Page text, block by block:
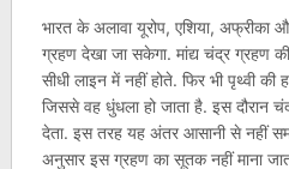
भारत के अलावा यूरोप, एशिया, अफ्रीका
ग्रहण देखा जा सकेगा. मांद्य चंद्र ग्रहण
सीधी लाइन में नहीं होते. फिर भी पृथ्वी की
जिससे वह धुंधला हो जाता है. इस दौरान
देता. इस तरह यह अंतर आसानी से नहीं
अनुसार इस ग्रहण का सूतक नहीं माना